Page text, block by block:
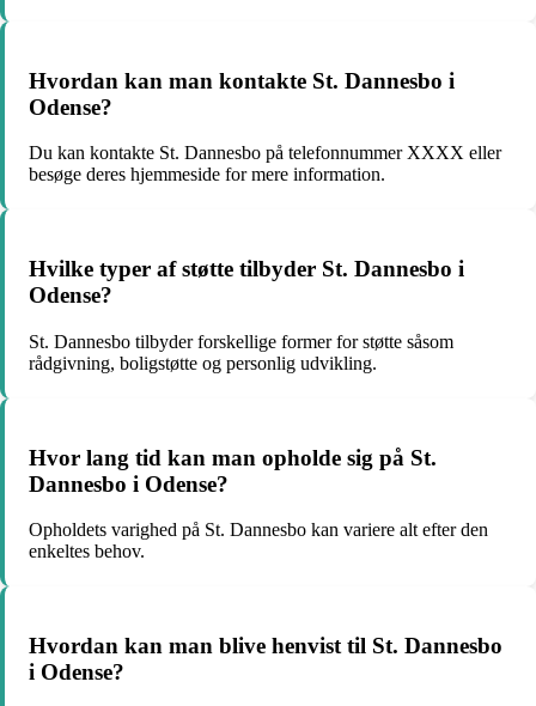
Hvordan kan man kontakte St. Dannesbo i
Odense?
Du kan kontakte St. Dannesbo på telefonnummer XXXX eller
besøge deres hjemmeside for mere information.
Hvilke typer af støtte tilbyder St. Dannesbo i
Odense?
St. Dannesbo tilbyder forskellige former for støtte såsom
rådgivning, boligstøtte og personlig udvikling.
Hvor lang tid kan man opholde sig på St.
Dannesbo i Odense?
Opholdets varighed på St. Dannesbo kan variere alt efter den
enkeltes behov.
Hvordan kan man blive henvist til St. Dannesbo
i Odense?